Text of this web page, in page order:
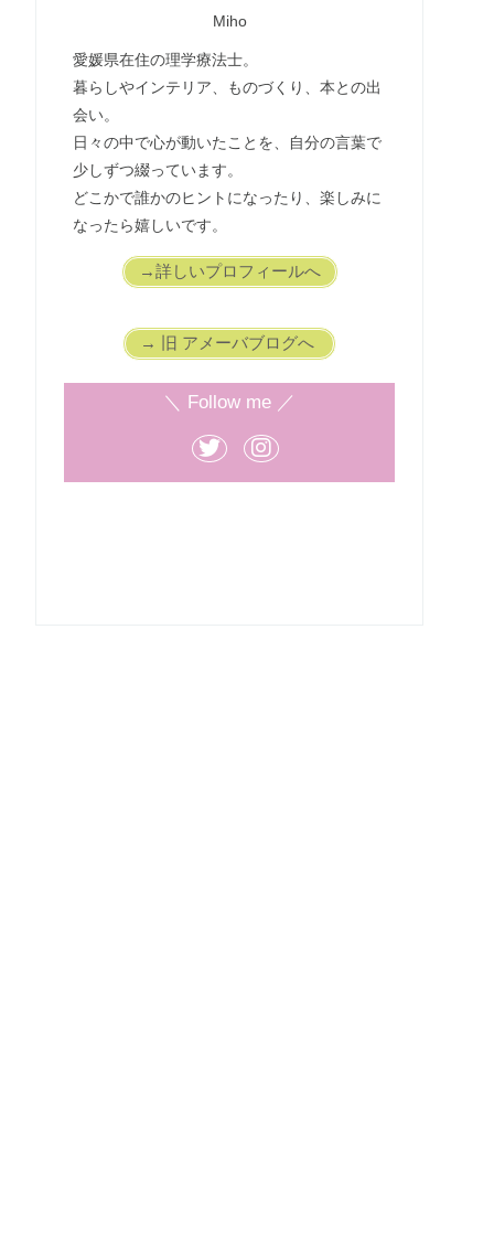
Miho
愛媛県在住の理学療法士。
暮らしやインテリア、ものづくり、本との出
会い。
日々の中で心が動いたことを、自分の言葉で
少しずつ綴っています。
どこかで誰かのヒントになったり、楽しみに
なったら嬉しいです。
→詳しいプロフィールへ
→ 旧 アメーバブログへ
＼ Follow me ／